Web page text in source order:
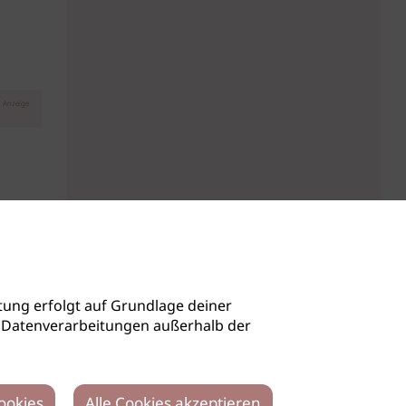
Anzeige
erfolgt auf Grundlage deiner
Datenverarbeitungen außerhalb der